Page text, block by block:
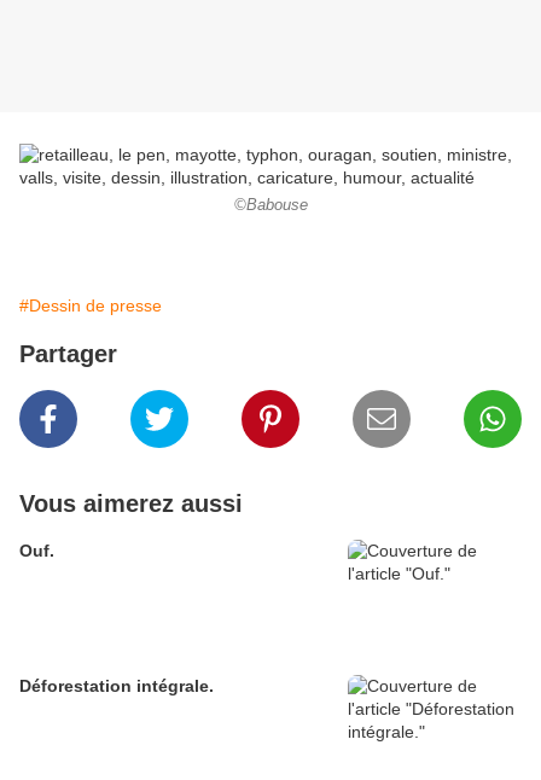
©Babouse
#Dessin de presse
Partager
Vous aimerez aussi
Ouf.
Déforestation intégrale.